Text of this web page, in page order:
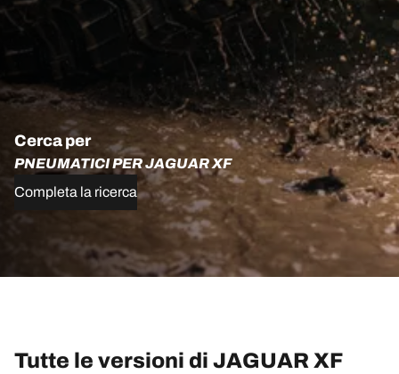
Cerca per
PNEUMATICI PER JAGUAR XF
Completa la ricerca
Tutte le versioni di JAGUAR XF